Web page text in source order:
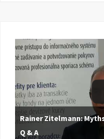
Rainer Zitelmann:
Q & A